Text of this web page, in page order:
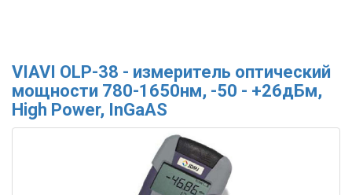
VIAVI OLP-38 - измеритель оптический
мощности 780-1650нм, -50 - +26дБм,
High Power, InGaAS